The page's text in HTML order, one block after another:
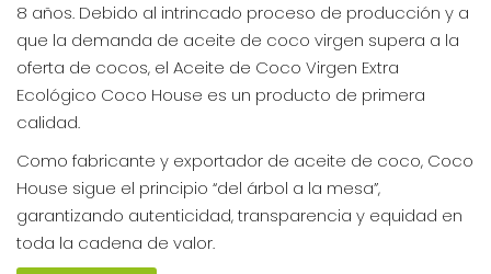
8 años. Debido al intrincado proceso de producción y a
que la demanda de aceite de coco virgen supera a la
oferta de cocos, el Aceite de Coco Virgen Extra
Ecológico Coco House es un producto de primera
calidad.
Como fabricante y exportador de aceite de coco, Coco
House sigue el principio “del árbol a la mesa”,
garantizando autenticidad, transparencia y equidad en
toda la cadena de valor.